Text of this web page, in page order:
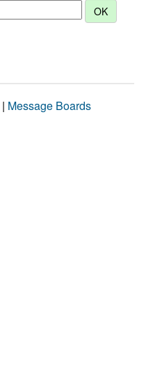
| Message Boards